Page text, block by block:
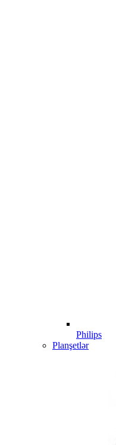
Philips
Planşetlər